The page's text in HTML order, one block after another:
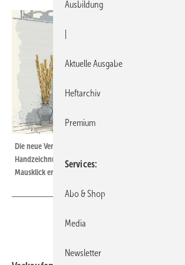
Die neue Version 7.3 von ­Palette lässt CADZeichnungen
Handzeichnungen wirken. Sie können aus der Planung
Mausklick erzeugt werden.
Ausbildung
Aktuelle Ausgabe
Heftarchiv
Premium
Services
Abo & Shop
Media
Newsletter